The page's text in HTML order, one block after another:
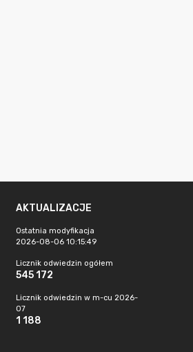
AKTUALIZACJE
Ostatnia modyfikacja
2026-08-06 10:15:49
Licznik odwiedzin ogółem
545 172
Licznik odwiedzin w m-cu 2026-
07
1 188